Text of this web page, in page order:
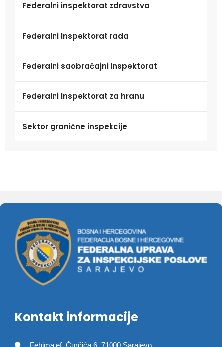
Federalni inspektorat zdravstva
Federalni Inspektorat rada
Federalni saobraćajni Inspektorat
Federalni Inspektorat za hranu
Sektor granične inspekcije
Kontakt informacije
Fehima ef. Čurčića 6, 71000 Sarajevo